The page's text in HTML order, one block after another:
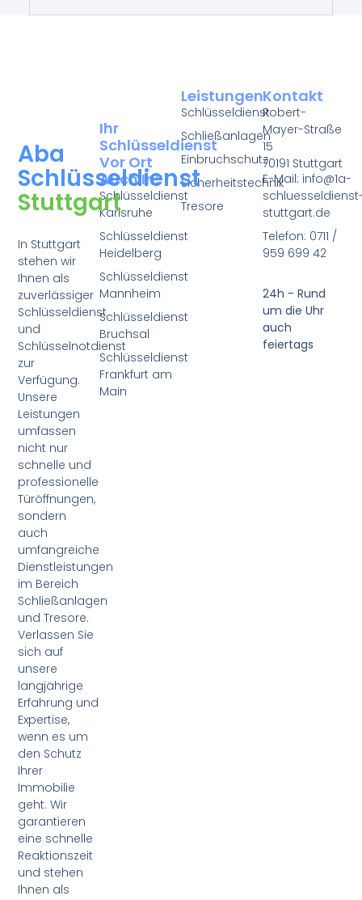
Aba
Schlüsseldienst
Stuttgart
In Stuttgart
stehen wir
Ihnen als
zuverlässiger
Schlüsseldienst
und
Schlüsselnotdienst
zur
Verfügung.
Unsere
Leistungen
umfassen
nicht nur
schnelle und
professionelle
Türöffnungen,
sondern
auch
umfangreiche
Dienstleistungen
im Bereich
Schließanlagen
und Tresore.
Verlassen Sie
sich auf
unsere
langjährige
Erfahrung und
Expertise,
wenn es um
den Schutz
Ihrer
Immobilie
geht. Wir
garantieren
eine schnelle
Reaktionszeit
und stehen
Ihnen als
Leistungen
Schlüsseldienst
Schließanlagen
Einbruchschutz
Sicherheitstechnik
Tresore
Ihr
Schlüsseldienst
Vor Ort
Auch In:
Schlüsseldienst
Karlsruhe
Schlüsseldienst
Heidelberg
Schlüsseldienst
Mannheim
Schlüsseldienst
Bruchsal
Schlüsseldienst
Frankfurt am
Main
Kontakt
Robert-
Mayer-Straße
15
70191 Stuttgart
E-Mail: info@1a-
stuttgart.de
Telefon: 0711 /
959 699 42
24h - Rund
um die Uhr
auch
feiertags